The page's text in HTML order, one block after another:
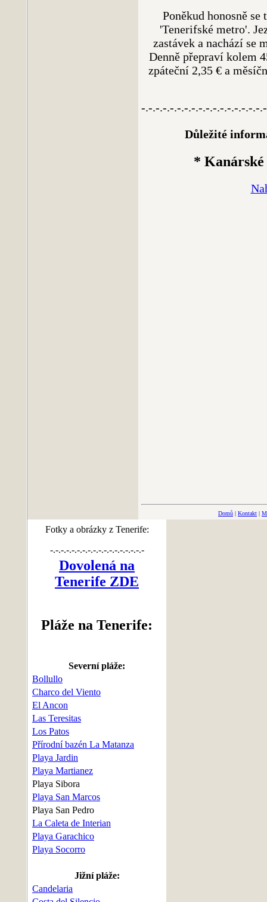
Poněkud honosně
'Tenerifské metro'.
zastávek a nachází se
Denně přepraví kolem
zpáteční 2,35 € a
-.-.-.-.-.-.-.-.-.-.-.-.-.-.-.-.-
Důležité
* Kanárské
Domů | Kontakt |
Fotky a obrázky z Tenerife:
-.-.-.-.-.-.-.-.-.-.-.-.-.-.-.-.-.-
Dovolená na
Tenerife ZDE
Pláže na Tenerife:
Severní pláže:
Bollullo
Charco del Viento
El Ancon
Las Teresitas
Los Patos
Přírodní bazén La Matanza
Playa Jardin
Playa Martianez
Playa Sibora
Playa San Marcos
Playa San Pedro
La Caleta de Interian
Playa Garachico
Playa Socorro
Jižní pláže:
Candelaria